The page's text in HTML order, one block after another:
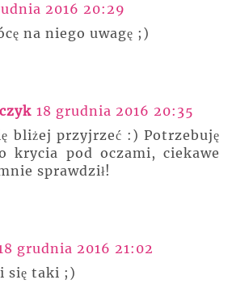
2016 20:29
na niego uwagę ;)
18 grudnia 2016 20:35
bliżej przyjrzeć :) Potrzebuję
krycia pod oczami, ciekawe
sprawdził!
grudnia 2016 21:02
się taki ;)